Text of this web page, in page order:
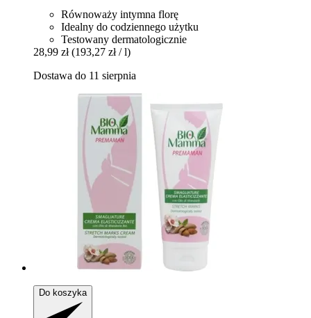
Równoważy intymna florę
Idealny do codziennego użytku
Testowany dermatologicznie
28,99 zł (193,27 zł / l)
Dostawa do 11 sierpnia
Do koszyka